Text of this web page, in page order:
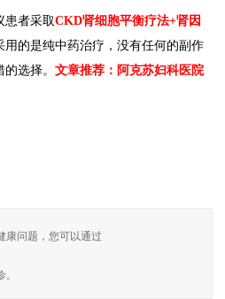
者采取CKD肾细胞平衡疗法+肾因
用的是纯中药治疗，没有任何的副作
选择。 文章推荐： 阿克苏妇科医院
康问题，您可以通过